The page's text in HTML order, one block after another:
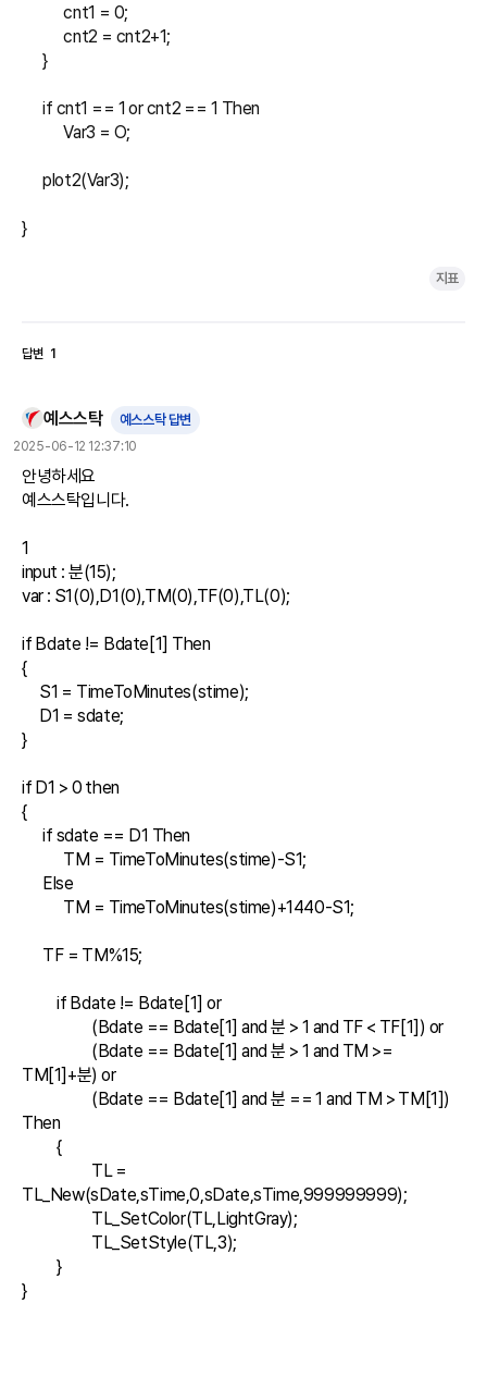
            cnt1 = 0;
            cnt2 = cnt2+1;
      }
      if cnt1 == 1 or cnt2 == 1 Then
            Var3 = O;
      plot2(Var3);
}
지표
답변 1
예스스탁 예스스탁 답변
2025-06-12 12:37:10
안녕하세요
예스스탁입니다.
1
input : 분(15);
var : S1(0),D1(0),TM(0),TF(0),TL(0);
if Bdate != Bdate[1] Then
{
}
if D1 > 0 then
{
      if sdate == D1 Then
TM[1]+분) or
Then
TL_New(sDate,sTime,0,sDate,sTime,999999999);
}